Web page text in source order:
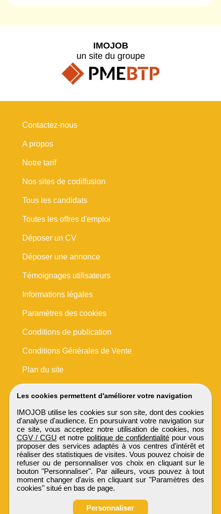
Les cookies permettent d'améliorer votre navigation
IMOJOB utilise les cookies sur son site, dont des cookies
d'analyse d'audience. En poursuivant votre navigation sur
ce site, vous acceptez notre utilisation de cookies, nos
CGV / CGU et notre politique de confidentialité pour vous
proposer des services adaptés à vos centres d'intérêt et
réaliser des statistiques de visites. Vous pouvez choisir de
refuser ou de personnaliser vos choix en cliquant sur le
bouton "Personnaliser". Par ailleurs, vous pouvez à tout
moment changer d'avis en cliquant sur "Paramètres des
cookies" situé en bas de page.
Personnaliser
IMOJOB
un site du groupe
Contactez-nous
A propos
Notre tarif
Nos sites de codiffusion
Tous les candidats
Toutes les offres d'emploi
Déposer un CV
Déposer une annonce
Témoignages utilisateurs
Informations légales
Paramètres des cookies
Conditions de publication
Conditions Générales de Vente
Plan du site